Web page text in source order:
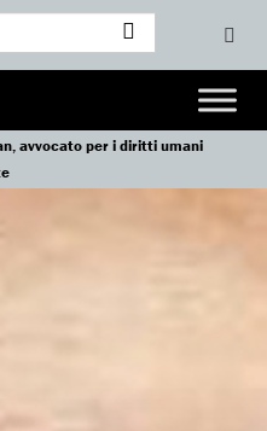
avvocato per i diritti umani